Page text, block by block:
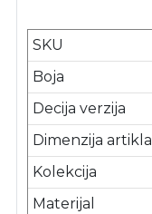
SKU
Boja
Decija verzija
Dimenzija artikla
Kolekcija
Materijal